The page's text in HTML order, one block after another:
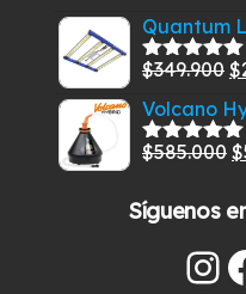
5
Quantum
Valorado
5
$349.900 El
$
Volcano
Valorado
$585.000 El
$
Síguenos